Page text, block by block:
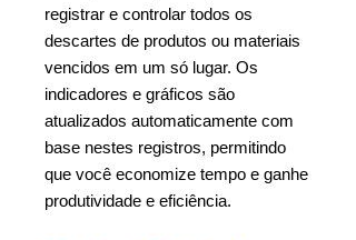
registrar e controlar todos os
descartes de produtos ou materiais
vencidos em um só lugar. Os
indicadores e gráficos são
atualizados automaticamente com
base nestes registros, permitindo
que você economize tempo e ganhe
produtividade e eficiência.